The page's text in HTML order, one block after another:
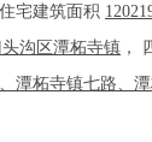
宅建筑面积
头沟区潭柘寺镇 ，
柘寺镇七路、